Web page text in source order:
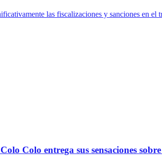
las fiscalizaciones y sanciones en
Colo entrega sus sensaciones